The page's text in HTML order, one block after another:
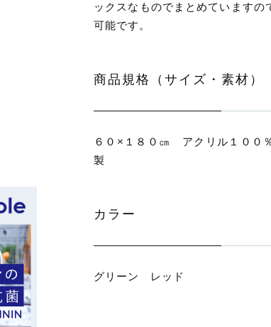
ックスなものでまとめていますの
可能です。
商品規格（サイズ・素材）
６０×１８０㎝ アクリル１００
製
カラー
グリーン レッド